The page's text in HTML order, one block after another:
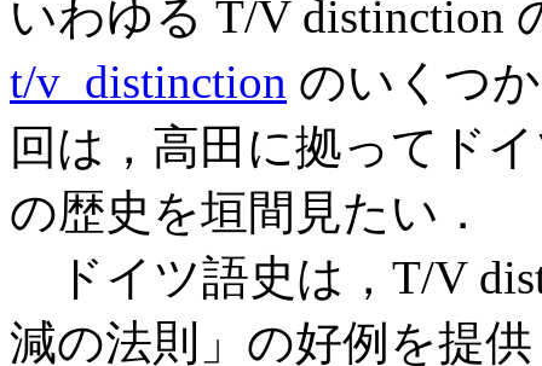
いわゆる T/V distinction
t/v_distinction のいくつ
回は，高田に拠ってド
の歴史を垣間見たい．
ドイツ語史は，T/V
減の法則」の好例を提